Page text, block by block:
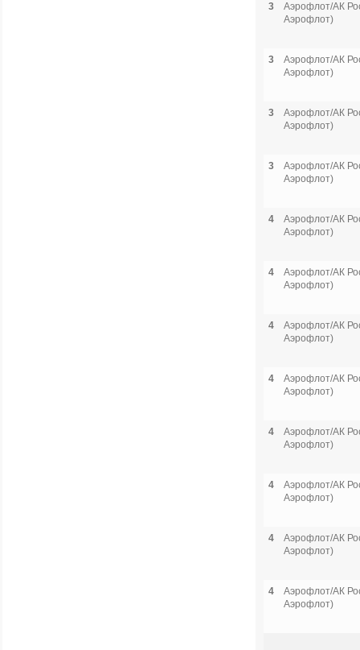
3
Аэрофлот/АК
Аэрофлот)
3
Аэрофлот/АК
Аэрофлот)
3
Аэрофлот/АК
Аэрофлот)
3
Аэрофлот/АК
Аэрофлот)
4
Аэрофлот/АК
Аэрофлот)
4
Аэрофлот/АК
Аэрофлот)
4
Аэрофлот/АК
Аэрофлот)
4
Аэрофлот/АК
Аэрофлот)
4
Аэрофлот/АК
Аэрофлот)
4
Аэрофлот/АК
Аэрофлот)
4
Аэрофлот/АК
Аэрофлот)
4
Аэрофлот/АК
Аэрофлот)